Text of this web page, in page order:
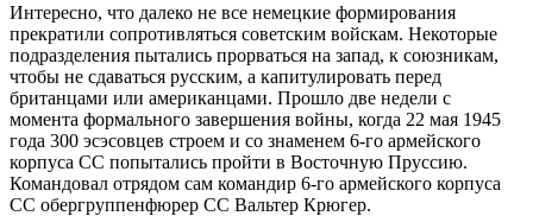
Интересно, что далеко не все немецкие формирования
прекратили сопротивляться советским войскам. Некоторые
подразделения пытались прорваться на запад, к союзникам,
чтобы не сдаваться русским, а капитулировать перед
британцами или американцами. Прошло две недели с
момента формального завершения войны, когда 22 мая 1945
года 300 эсэсовцев строем и со знаменем 6-го армейского
корпуса СС попытались пройти в Восточную Пруссию.
Командовал отрядом сам командир 6-го армейского корпуса
СС обергруппенфюрер СС Вальтер Крюгер.